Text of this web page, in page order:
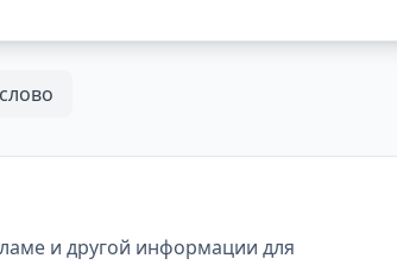
и другой информации для